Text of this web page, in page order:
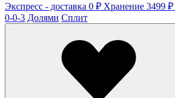
Экспресс - доставка 0 ₽ Хранение 3499 ₽
0-0-3 Долями Сплит